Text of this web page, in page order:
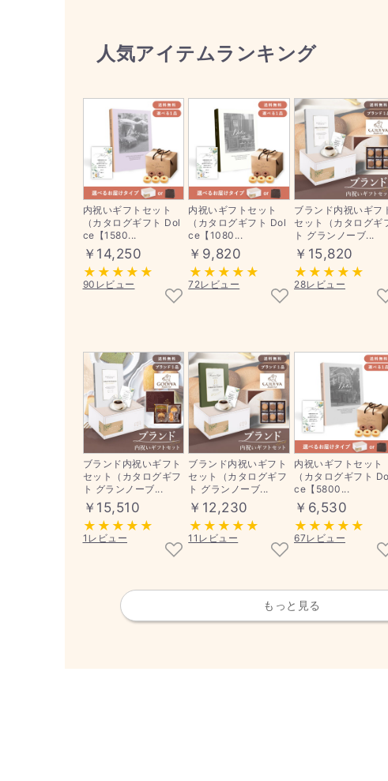
人気アイテムランキング
内祝いギフトセット
（カタログギフト Dol
ce【1580...
￥14,250
90レビュー
内祝いギフトセット
（カタログギフト Dol
ce【1080...
￥9,820
72レビュー
ブランド内祝いギフ
セット（カタログギ
ト グランノーブ...
￥15,820
28レビュー
ブランド内祝いギフト
セット（カタログギフ
ト グランノーブ...
￥15,510
1レビュー
ブランド内祝いギフト
セット（カタログギフ
ト グランノーブ...
￥12,230
11レビュー
内祝いギフトセット
（カタログギフト
ce【5800...
￥6,530
67レビュー
もっと見る